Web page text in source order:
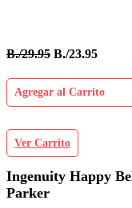
B./29.95 B./23.95
Agregar al Carrito
Ver Carrito
Ingenuity Happy
Parker